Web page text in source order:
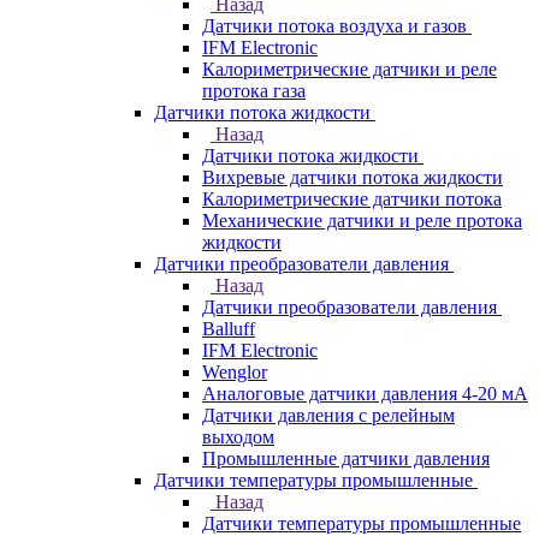
Назад
Датчики потока воздуха и газов
IFM Electronic
Калориметрические датчики и реле
протока газа
Датчики потока жидкости
Назад
Датчики потока жидкости
Вихревые датчики потока жидкости
Калориметрические датчики потока
Механические датчики и реле протока
жидкости
Датчики преобразователи давления
Назад
Датчики преобразователи давления
Balluff
IFM Electronic
Wenglor
Аналоговые датчики давления 4-20 мА
Датчики давления с релейным
выходом
Промышленные датчики давления
Датчики температуры промышленные
Назад
Датчики температуры промышленные